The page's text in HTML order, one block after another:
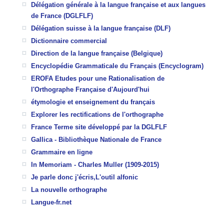
Délégation générale à la langue française et aux langues
de France (DGLFLF)
Délégation suisse à la langue française (DLF)
Dictionnaire commercial
Direction de la langue française (Belgique)
Encyclopédie Grammaticale du Français (Encyclogram)
EROFA Etudes pour une Rationalisation de
l'Orthographe Française d'Aujourd'hui
étymologie et enseignement du français
Explorer les rectifications de l'orthographe
France Terme site développé par la DGLFLF
Gallica - Bibliothèque Nationale de France
Grammaire en ligne
In Memoriam - Charles Muller (1909-2015)
Je parle donc j'écris,L'outil alfonic
La nouvelle orthographe
Langue-fr.net